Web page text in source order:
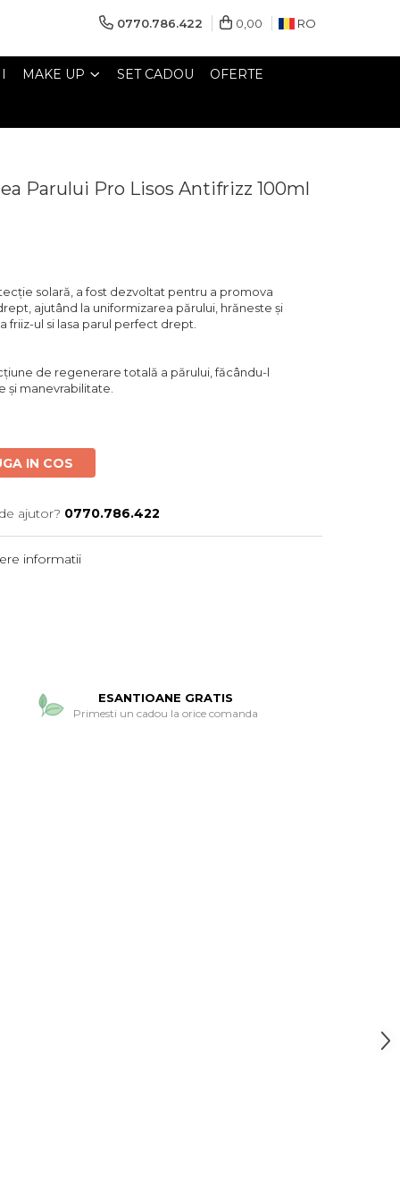
0770.786.422 0,00 RO
MAKE UP SET CADOU OFERTE
Parului Pro Lisos Antifrizz 100ml
solară, a fost dezvoltat pentru a promova
ajutând la uniformizarea părului, hrăneste și
friiz-ul si lasa parul perfect drept.
de regenerare totală a părului, făcându-l
și manevrabilitate.
IN COS
ajutor? 0770.786.422
informatii
ESANTIOANE GRATIS
Primesti un cadou la orice comanda